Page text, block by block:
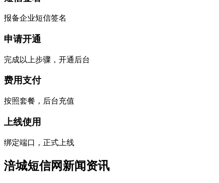
报备企业短信签名
申请开通
完成以上步骤，开通后台
费用支付
按照套餐，后台充值
上线使用
绑定端口，正式上线
涪城短信网新闻资讯